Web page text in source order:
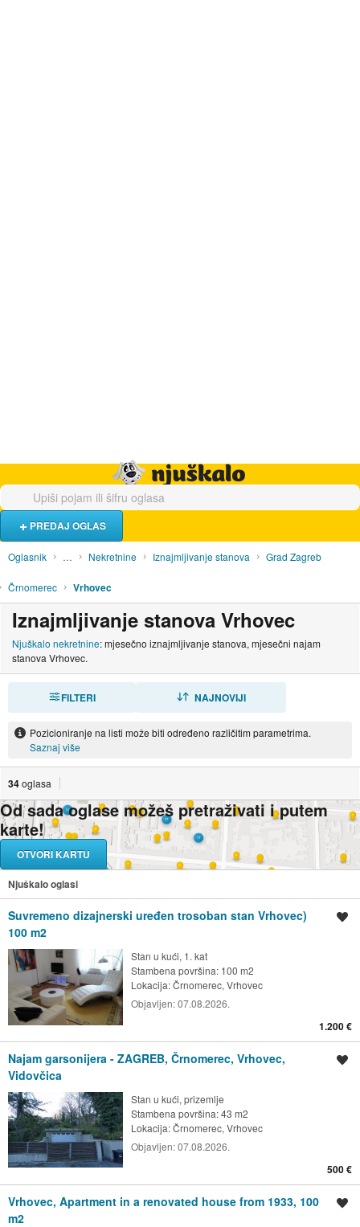
PREDAJ OGLAS
Oglasnik … Nekretnine Iznajmljivanje stanova Grad Zagreb
Črnomerec Vrhovec
Iznajmljivanje stanova Vrhovec
Njuškalo nekretnine: mjesečno iznajmljivanje stanova, mjesečni najam
stanova Vrhovec.
FILTERI NAJNOVIJI
Pozicioniranje na listi može biti određeno različitim parametrima.
Saznaj više
34oglasa
Od sada oglase možeš pretraživati i putem
karte!
OTVORI KARTU
Njuškalo oglasi
Suvremeno dizajnerski uređen trosoban stan Vrhovec)
100 m2
Stan u kući, 1. kat
Stambena površina: 100 m2
Lokacija:Črnomerec, Vrhovec
Objavljen:07.08.2026.
1.200 €
Najam garsonijera - ZAGREB, Črnomerec, Vrhovec,
Vidovčica
Stan u kući, prizemlje
Stambena površina: 43 m2
Lokacija:Črnomerec, Vrhovec
Objavljen:07.08.2026.
500 €
Vrhovec, Apartment in a renovated house from 1933, 100
m2